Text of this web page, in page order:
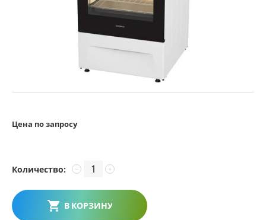
Цена по запросу
Количество: +
−
В КОРЗИНУ